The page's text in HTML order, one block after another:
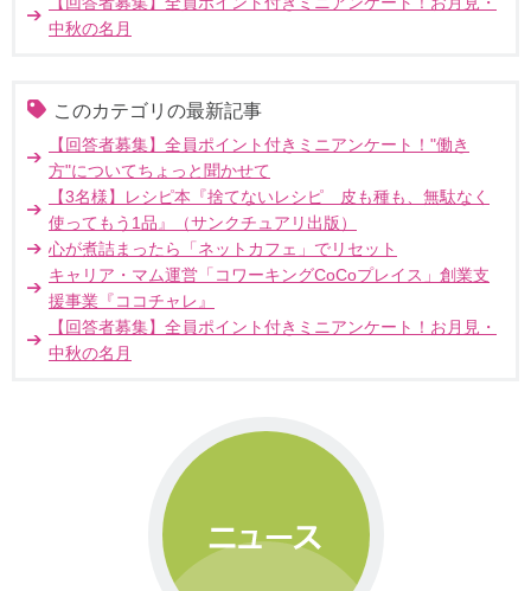
中秋の名月
このカテゴリの最新記事
【回答者募集】全員ポイント付きミニアンケート！"働き
方"についてちょっと聞かせて
【3名様】レシピ本『捨てないレシピ 皮も種も、無駄なく
使ってもう1品』（サンクチュアリ出版）
心が煮詰まったら「ネットカフェ」でリセット
キャリア・マム運営「コワーキングCoCoプレイス」創業支
援事業『ココチャレ』
【回答者募集】全員ポイント付きミニアンケート！お月見・
中秋の名月